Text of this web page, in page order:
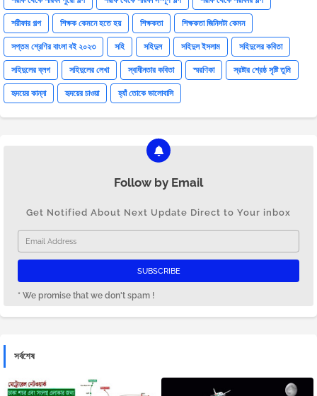
শরীফার গল্প শিক্ষক কেমনে হতে হয় শিক্ষকতা শিক্ষকতা জিনিসটা কেমন
সপ্তম শ্রেণির বাংলা বই ২০২৩ সহি সহিদুল সহিদুল ইসলাম সহিদুলের কবিতা
সহিদুলের ব্লগ সহিদুলের লেখা স্বাধীনতার কবিতা স্মরণিকা স্রষ্টার শ্রেষ্ঠ সৃষ্টি তুমি
হৃদয়ের কান্না হৃদয়ের চাওয়া হ্যাঁ তোকে ভালোবাসি
Follow by Email
Get Notified About Next Update Direct to Your inbox
* We promise that we don't spam !
সর্বশেষ